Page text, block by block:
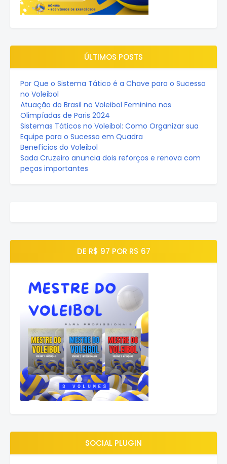
ÚLTIMOS POSTS
Por Que o Sistema Tático é a Chave para o Sucesso
no Voleibol
Atuação do Brasil no Voleibol Feminino nas
Olimpíadas de Paris 2024
Sistemas Táticos no Voleibol: Como Organizar sua
Equipe para o Sucesso em Quadra
Benefícios do Voleibol
Sada Cruzeiro anuncia dois reforços e renova com
peças importantes
DE R$ 97 POR R$ 67
SOCIAL PLUGIN